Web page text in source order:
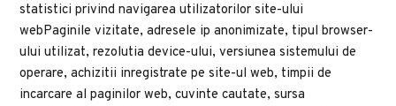
statistici privind navigarea utilizatorilor site-ului
webPaginile vizitate, adresele ip anonimizate, tipul browser-
ului utilizat, rezolutia device-ului, versiunea sistemului de
operare, achizitii inregistrate pe site-ul web, timpii de
incarcare al paginilor web, cuvinte cautate, sursa